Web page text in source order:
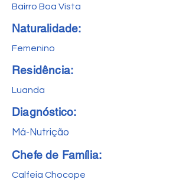
Bairro Boa Vista
Naturalidade:
Femenino
Residência:
Luanda
Diagnóstico:
Má-Nutrição
Chefe de Família:
Calfeia Chocope